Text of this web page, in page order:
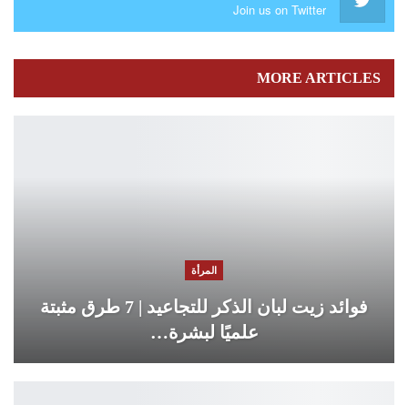
Join us on Twitter
MORE ARTICLES
المرأة
فوائد زيت لبان الذكر للتجاعيد | 7 طرق مثبتة
علميًا لبشرة…